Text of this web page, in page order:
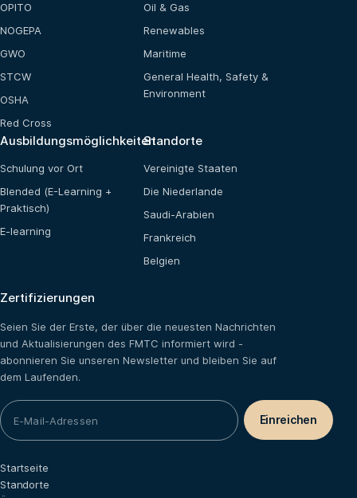
OPITO
NOGEPA
GWO
STCW
OSHA
Red Cross
Oil & Gas
Renewables
Maritime
General Health, Safety &
Environment
Ausbildungsmöglichkeiten
Schulung vor Ort
Blended (E-Learning +
Praktisch)
E-learning
Standorte
Vereinigte Staaten
Die Niederlande
Saudi-Arabien
Frankreich
Belgien
Zertifizierungen
Seien Sie der Erste, der über die neuesten Nachrichten
und Aktualisierungen des FMTC informiert wird -
abonnieren Sie unseren Newsletter und bleiben Sie auf
dem Laufenden.
Startseite
Standorte